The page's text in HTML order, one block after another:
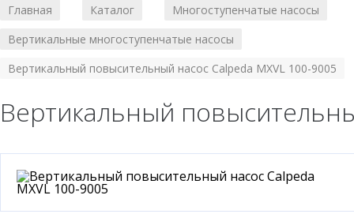
Главная Каталог Многоступенчатые насосы
Вертикальные многоступенчатые насосы
Вертикальный повысительный насос Calpeda MXVL 100-9005
Вертикальный